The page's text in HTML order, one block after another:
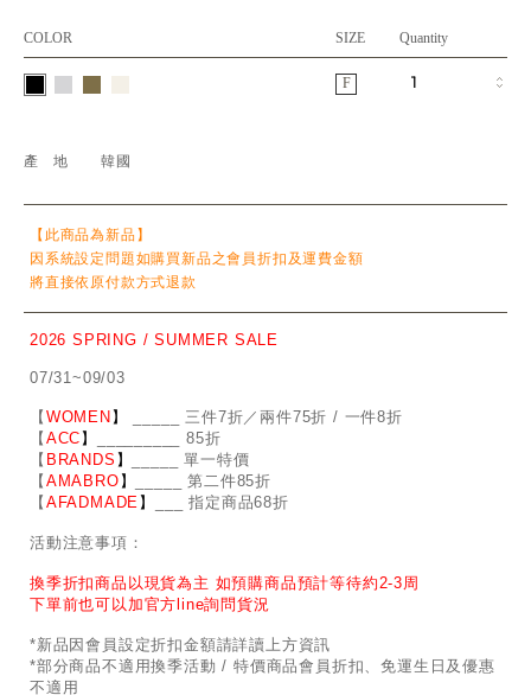
COLOR SIZE Quantity
F
產地韓國
【此商品為新品】
因系統設定問題如購買新品之會員折扣及運費金額
將直接依原付款方式退款
2026 SPRING / SUMMER SALE
07/31~09/03
【 WOMEN 】
___ 三件7折／兩件75折 / 一件8折
【 ACC 】
____ 85折
【 BRANDS 】
_ 單一特價
【 AMABRO 】
_ 第二件85折
【 AFADMADE 】 ___ 指定商品68折
活動注意事項：
換季折扣商品以現貨為主 如預購商品預計等待約2-3周
下單前也可以加官方line詢問貨況
*新品因會員設定折扣金額請詳讀上方資訊
*部分商品不適用換季活動 / 特價商品會員折扣、免運生日及優惠
不適用